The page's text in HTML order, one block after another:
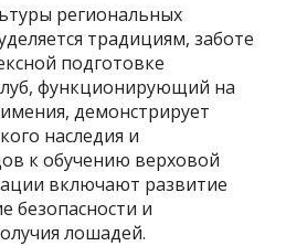
региональных
традициям, заботе
подготовке
функционирующий на
демонстрирует
наследия и
к обучению верховой
включают развитие
безопасности и
лошадей.